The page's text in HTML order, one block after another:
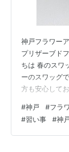
神戸フラワー
プリザーブド
ちは 春のスワ
ーのスワッグ
方も安心して
いろな色を合
で、こんな優
ーは憧れです
#神戸 #フラ
#習い事 #神